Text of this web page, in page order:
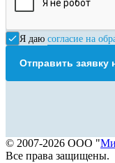
Я даю согласие на
Отправить заявку
© 2007-2026 ООО "
Все права защищены.